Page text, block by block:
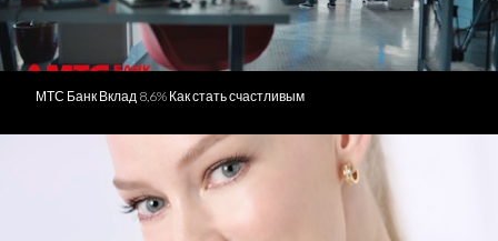
МТС Банк Вклад 8,6% Как стать счастливым